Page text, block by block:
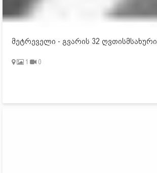
მეტრეველი - გვარის 32 ღვთისმსახური
1 0